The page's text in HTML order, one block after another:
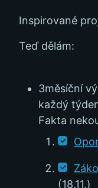
Inspirované
Teď dělám:
3měsíční
každý
Fakta
(18.11.)